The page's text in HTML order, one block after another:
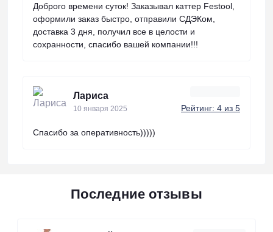
Доброго времени суток! Заказывал каттер Festool,
оформили заказ быстро, отправили СДЭКом,
доставка 3 дня, получил все в целости и
сохранности, спасибо вашей компании!!!
Лариса
10 января 2025 Рейтинг: 4 из 5
Спасибо за оперативность)))))
Последние отзывы